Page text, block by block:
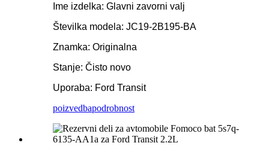
Ime izdelka: Glavni zavorni valj
Številka modela: JC19-2B195-BA
Znamka: Originalna
Stanje: Čisto novo
Uporaba: Ford Transit
poizvedbapodrobnost